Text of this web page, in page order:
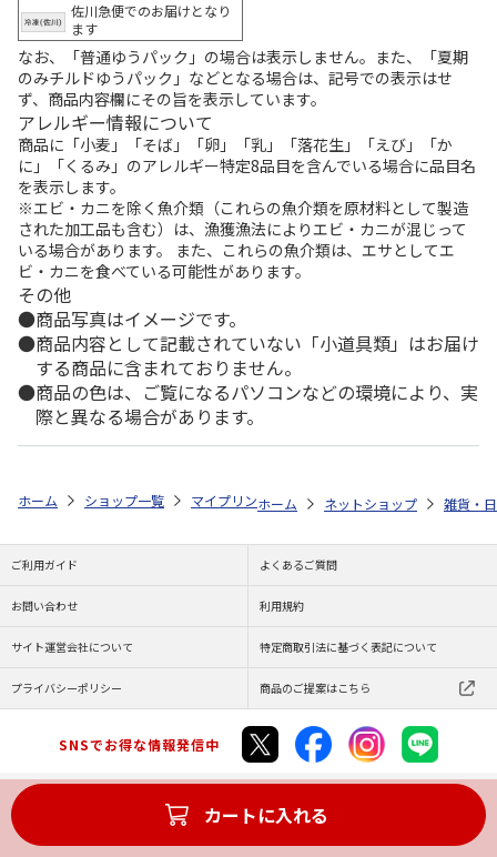
佐川急便でのお届けとなり
ます
なお、「普通ゆうパック」の場合は表示しません。また、「夏期
のみチルドゆうパック」などとなる場合は、記号での表示はせ
ず、商品内容欄にその旨を表示しています。
アレルギー情報について
商品に「小麦」「そば」「卵」「乳」「落花生」「えび」「か
に」「くるみ」のアレルギー特定8品目を含んでいる場合に品目名
を表示します。
※エビ・カニを除く魚介類（これらの魚介類を原材料として製造
された加工品も含む）は、漁獲漁法によりエビ・カニが混じって
いる場合があります。 また、これらの魚介類は、エサとしてエ
ビ・カニを食べている可能性があります。
その他
商品写真はイメージです。
商品内容として記載されていない「小道具類」はお届け
する商品に含まれておりません。
商品の色は、ご覧になるパソコンなどの環境により、実
際と異なる場合があります。
カートに入れる
ホーム ショップ一覧 マイプリント シルエットプレート【招き猫
ホーム ネットショップ 雑貨・
ご利用ガイド よくあるご質問
お問い合わせ 利用規約
サイト運営会社について 特定商取引法に基づく表記について
プライバシーポリシー 商品のご提案はこちら
SNSでお得な情報発信中